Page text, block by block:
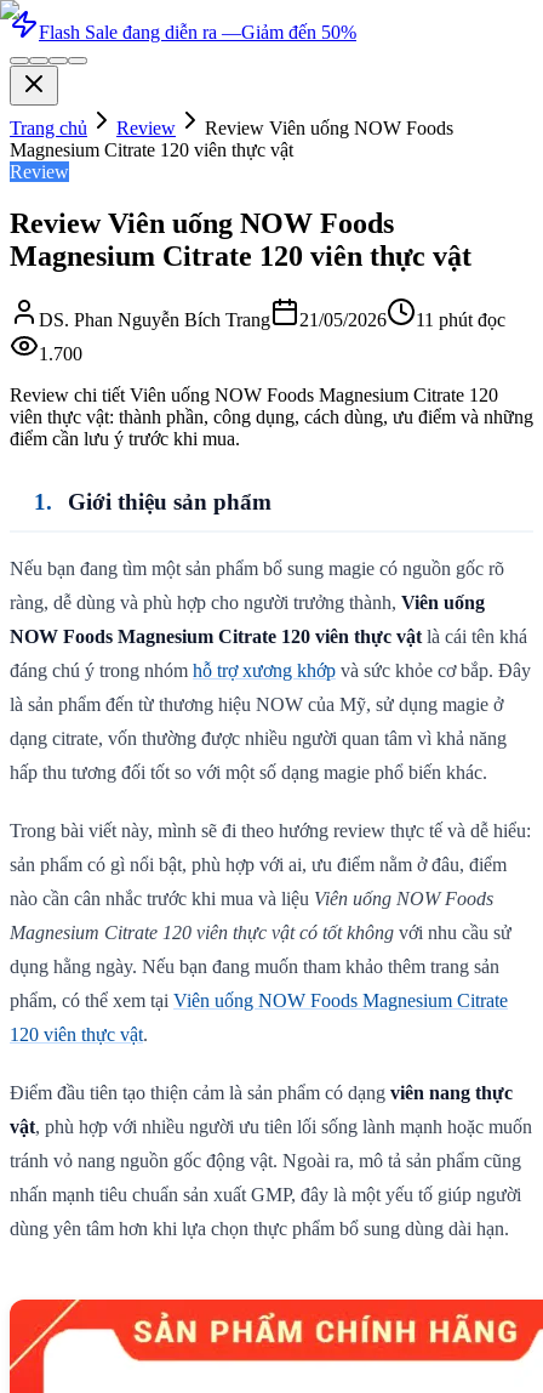
Flash Sale đang diễn ra —Giảm đến 50%
Trang chủ Review
Review Viên uống NOW Foods
Magnesium Citrate 120 viên thực vật
Review
Review Viên uống NOW Foods
Magnesium Citrate 120 viên thực vật
DS. Phan Nguyễn Bích Trang 21/05/2026 11 phút đọc
1.700
Review chi tiết Viên uống NOW Foods Magnesium Citrate 120
viên thực vật: thành phần, công dụng, cách dùng, ưu điểm và những
điểm cần lưu ý trước khi mua.
Giới thiệu sản phẩm
Nếu bạn đang tìm một sản phẩm bổ sung magie có nguồn gốc rõ
ràng, dễ dùng và phù hợp cho người trưởng thành, Viên uống
NOW Foods Magnesium Citrate 120 viên thực vật là cái tên khá
đáng chú ý trong nhóm hỗ trợ xương khớp và sức khỏe cơ bắp. Đây
là sản phẩm đến từ thương hiệu NOW của Mỹ, sử dụng magie ở
dạng citrate, vốn thường được nhiều người quan tâm vì khả năng
hấp thu tương đối tốt so với một số dạng magie phổ biến khác.
Trong bài viết này, mình sẽ đi theo hướng review thực tế và dễ hiểu:
sản phẩm có gì nổi bật, phù hợp với ai, ưu điểm nằm ở đâu, điểm
nào cần cân nhắc trước khi mua và liệu Viên uống NOW Foods
Magnesium Citrate 120 viên thực vật có tốt không với nhu cầu sử
dụng hằng ngày. Nếu bạn đang muốn tham khảo thêm trang sản
phẩm, có thể xem tại Viên uống NOW Foods Magnesium Citrate
120 viên thực vật.
Điểm đầu tiên tạo thiện cảm là sản phẩm có dạng viên nang thực
vật, phù hợp với nhiều người ưu tiên lối sống lành mạnh hoặc muốn
tránh vỏ nang nguồn gốc động vật. Ngoài ra, mô tả sản phẩm cũng
nhấn mạnh tiêu chuẩn sản xuất GMP, đây là một yếu tố giúp người
dùng yên tâm hơn khi lựa chọn thực phẩm bổ sung dùng dài hạn.